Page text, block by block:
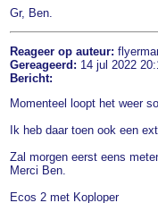
Gr, Ben.
Reageer op auteur:
Gereageerd: 14 jul 2022
Bericht:
Momenteel loopt het weer
Ik heb daar toen ook een
Zal morgen eerst eens
Merci Ben.
Ecos 2 met Koploper